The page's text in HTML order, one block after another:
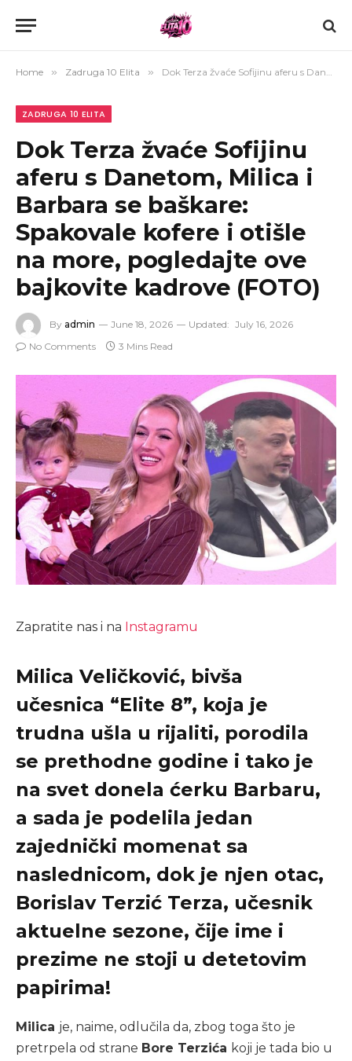
Home » Zadruga 10 Elita » Dok Terza žvaće Sofijinu aferu s Danetom, Milica i Barbara se baškare: Spakovale kofere i otišle na more, pogledajte ove bajkovite kadrove (FOTO)
ZADRUGA 10 ELITA
Dok Terza žvaće Sofijinu
aferu s Danetom, Milica i
Barbara se baškare:
Spakovale kofere i otišle
na more, pogledajte ove
bajkovite kadrove (FOTO)
By admin June 18, 2026 Updated: July 16, 2026
No Comments
3 Mins Read
Zapratite nas i na Instagramu
Milica Veličković, bivša
učesnica “Elite 8”, koja je
trudna ušla u rijaliti, porodila
se prethodne godine i tako je
na svet donela ćerku Barbaru,
a sada je podelila jedan
zajednički momenat sa
naslednicom, dok je njen otac,
Borislav Terzić Terza, učesnik
aktuelne sezone, čije ime i
prezime ne stoji u detetovim
papirima!
Milica je, naime, odlučila da, zbog toga što je
pretrpela od strane Bore Terzića koji je tada bio u